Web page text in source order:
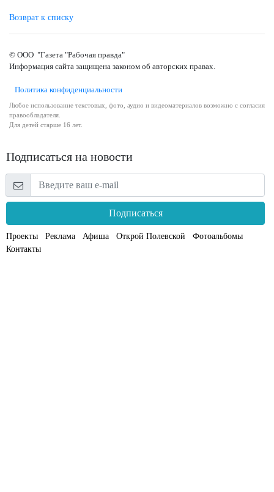
Возврат к списку
© ООО "Газета "Рабочая правда"
Информация сайта защищена законом об авторских правах.
Политика конфиденциальности
Любое использование текстовых, фото, аудио и видеоматериалов возможно с согласия
правообладателя.
Для детей старше 16 лет.
Подписаться на новости
Подписаться
Проекты Реклама Афиша Открой Полевской
Фотоальбомы
Контакты